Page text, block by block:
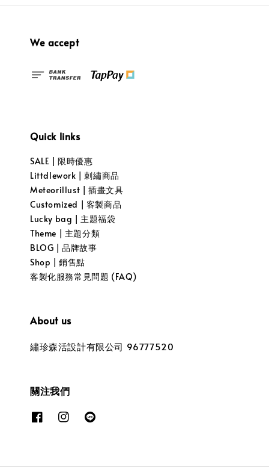
We accept
Quick links
SALE | 限時優惠
Littdlework | 刺繡商品
Meteorillust | 插畫文具
Customized | 客製商品
Lucky bag | 主題福袋
Theme | 主題分類
BLOG | 品牌故事
Shop | 銷售點
客製化服務常見問題 (FAQ)
About us
繡珍森活設計有限公司 96777520
關注我們